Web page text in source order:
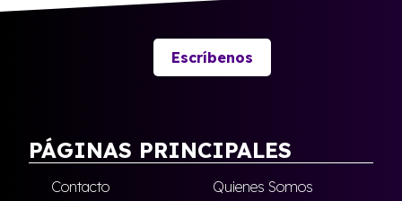
Escríbenos
PÁGINAS PRINCIPALES
Contacto
Quienes Somos